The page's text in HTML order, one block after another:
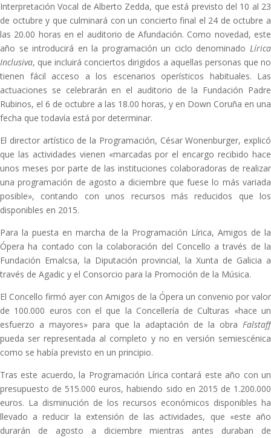
Interpretación Vocal de Alberto Zedda, que está previsto del 10 al 23
de octubre y que culminará con un concierto final el 24 de octubre a
las 20.00 horas en el auditorio de Afundación. Como novedad, este
año se introducirá en la programación un ciclo denominado Lírica
Inclusiva, que incluirá conciertos dirigidos a aquellas personas que no
tienen fácil acceso a los escenarios operísticos habituales. Las
actuaciones se celebrarán en el auditorio de la Fundación Padre
Rubinos, el 6 de octubre a las 18.00 horas, y en Down Coruña en una
fecha que todavía está por determinar.
El director artístico de la Programación, César Wonenburger, explicó
que las actividades vienen «marcadas por el encargo recibido hace
unos meses por parte de las instituciones colaboradoras de realizar
una programación de agosto a diciembre que fuese lo más variada
posible», contando con unos recursos más reducidos que los
disponibles en 2015.
Para la puesta en marcha de la Programación Lírica, Amigos de la
Ópera ha contado con la colaboración del Concello a través de la
Fundación Emalcsa, la Diputación provincial, la Xunta de Galicia a
través de Agadic y el Consorcio para la Promoción de la Música.
El Concello firmó ayer con Amigos de la Ópera un convenio por valor
de 100.000 euros con el que la Concellería de Culturas «hace un
esfuerzo a mayores» para que la adaptación de la obra Falstaff
pueda ser representada al completo y no en versión semiescénica
como se había previsto en un principio.
Tras este acuerdo, la Programación Lírica contará este año con un
presupuesto de 515.000 euros, habiendo sido en 2015 de 1.200.000
euros. La disminución de los recursos económicos disponibles ha
llevado a reducir la extensión de las actividades, que «este año
durarán de agosto a diciembre mientras antes duraban de